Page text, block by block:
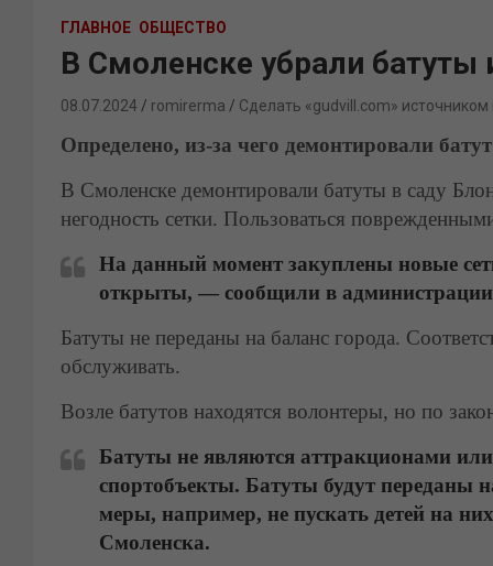
ГЛАВНОЕ ОБЩЕСТВО
В Смоленске убрали батуты
08.07.2024 romirerma Сделать «gudvill.com» источником
Определено, из-за чего демонтировали
В Смоленске демонтировали батуты в саду
негодность сетки. Пользоваться
На данный момент закуплены новые
открыты, — сообщили в
Батуты не переданы на баланс города.
обслуживать.
Возле батутов находятся волонтеры, но по
Батуты не являются аттракционами
спортобъекты. Батуты будут переданы
меры, например, не пускать детей на
Смоленска.